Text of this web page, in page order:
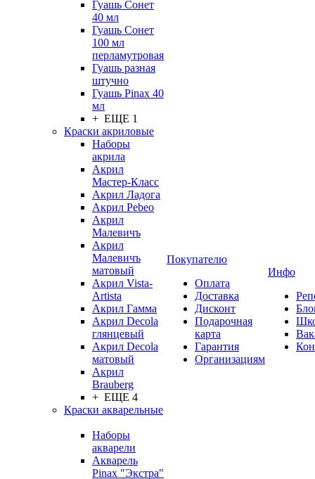
Гуашь Сонет
40 мл
Гуашь Сонет
100 мл
перламутровая
Гуашь разная
штучно
Гуашь Pinax 40
мл
+ ЕЩЕ 1
Краски акриловые
Наборы
акрила
Акрил
Мастер-Класс
Акрил Ладога
Акрил Pebeo
Акрил
Малевичъ
Акрил
Малевичъ
матовый
Акрил Vista-
Artista
Акрил Гамма
Акрил Decola
глянцевый
Акрил Decola
матовый
Акрил
Brauberg
+ ЕЩЕ 4
Краски акварельные
Наборы
акварели
Акварель
Pinax "Экстра"
Покупателю
Оплата
Доставка
Дисконт
Подарочная
карта
Гарантия
Организациям
Инфо